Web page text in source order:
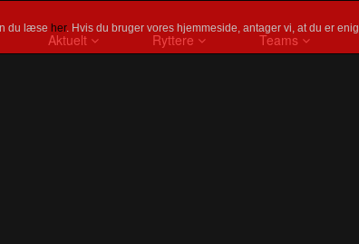
du læse her. Hvis du bruger vores hjemmeside, antager vi, at du er enig.
Aktuelt Ryttere Teams